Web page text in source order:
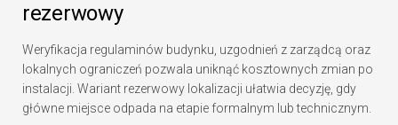
rezerwowy
Weryfikacja regulaminów budynku, uzgodnień z zarządcą oraz
lokalnych ograniczeń pozwala uniknąć kosztownych zmian po
instalacji. Wariant rezerwowy lokalizacji ułatwia decyzję, gdy
główne miejsce odpada na etapie formalnym lub technicznym.